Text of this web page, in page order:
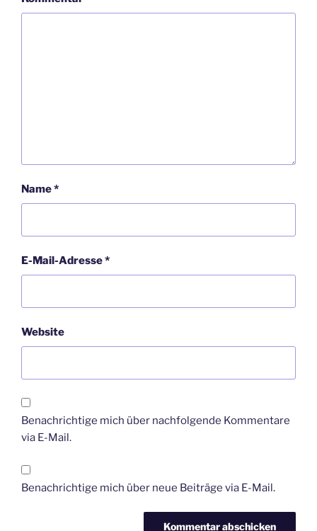
Name*
E-Mail-Adresse*
Website
Benachrichtige mich über nachfolgende Kommentare
via E-Mail.
Benachrichtige mich über neue Beiträge via E-Mail.